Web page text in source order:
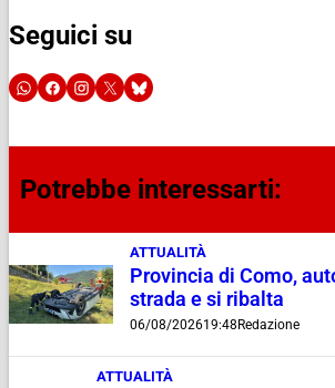
Seguici su
Potrebbe interessarti:
ATTUALITÀ
Provincia di Como,
strada e si ribalta
06/08/202619:48 Redazione
ATTUALITÀ